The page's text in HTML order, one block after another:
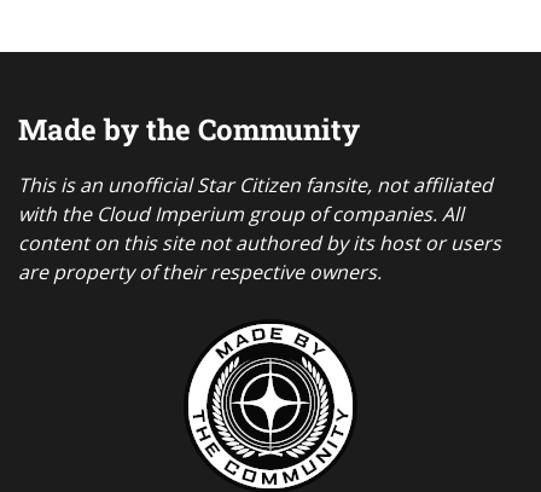
Made by the Community
This is an unofficial Star Citizen fansite, not affiliated
with the Cloud Imperium group of companies. All
content on this site not authored by its host or users
are property of their respective owners.